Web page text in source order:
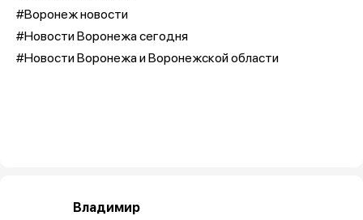
#Воронеж новости
#Новости Воронежа сегодня
#Новости Воронежа и Воронежской области
Владимир